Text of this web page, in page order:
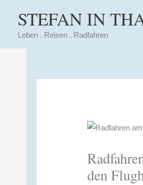
springen
STEFAN IN
Leben . Reisen . Radfahren
den